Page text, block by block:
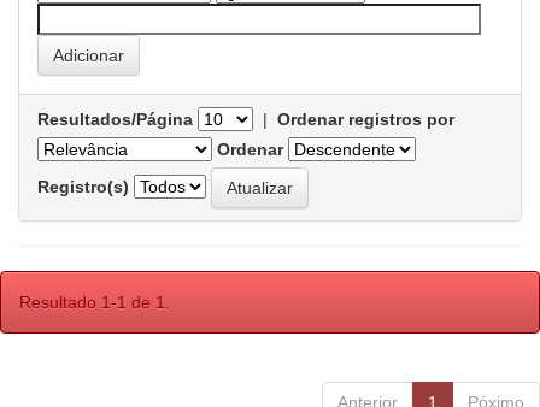
Resultados/Página | Ordenar registros por
Ordenar
Registro(s)
Resultado 1-1 de 1.
Anterior 1 Póximo